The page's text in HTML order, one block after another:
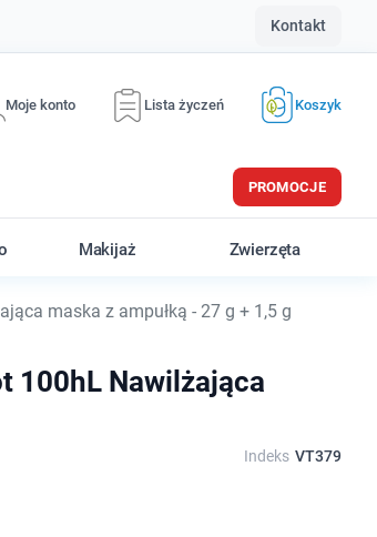
Kontakt
Moje konto Lista życzeń Koszyk
PROMOCJE
Makijaż Zwierzęta
maska z ampułką - 27 g + 1,5 g
100hL Nawilżająca
Indeks VT379